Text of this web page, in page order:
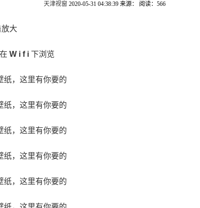
天津视窗 2020-05-31 04:38:39 来源： 阅读：566
大
W i f i 下浏览